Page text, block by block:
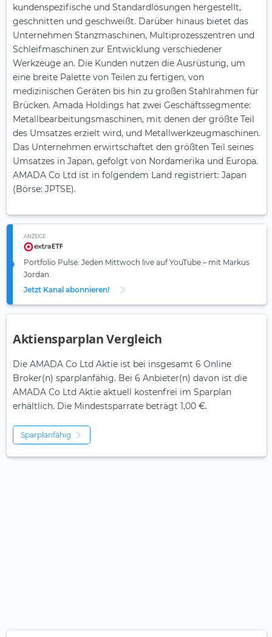
kundenspezifische und Standardlösungen hergestellt,
geschnitten und geschweißt. Darüber hinaus bietet das
Unternehmen Stanzmaschinen, Multiprozesszentren und
Schleifmaschinen zur Entwicklung verschiedener
Werkzeuge an. Die Kunden nutzen die Ausrüstung, um
eine breite Palette von Teilen zu fertigen, von
medizinischen Geräten bis hin zu großen Stahlrahmen für
Brücken. Amada Holdings hat zwei Geschäftssegmente:
Metallbearbeitungsmaschinen, mit denen der größte Teil
des Umsatzes erzielt wird, und Metallwerkzeugmaschinen.
Das Unternehmen erwirtschaftet den größten Teil seines
Umsatzes in Japan, gefolgt von Nordamerika und Europa.
AMADA Co Ltd ist in folgendem Land registriert: Japan
(Börse: JPTSE).
ANZEIGE
Portfolio Pulse: Jeden Mittwoch live auf YouTube – mit Markus
Jordan.
Jetzt Kanal abonnieren!
Aktiensparplan Vergleich
Die AMADA Co Ltd Aktie ist bei insgesamt 6 Online
Broker(n) sparplanfähig. Bei 6 Anbieter(n) davon ist die
AMADA Co Ltd Aktie aktuell kostenfrei im Sparplan
erhältlich. Die Mindestsparrate beträgt 1,00 €.
Sparplanfähig